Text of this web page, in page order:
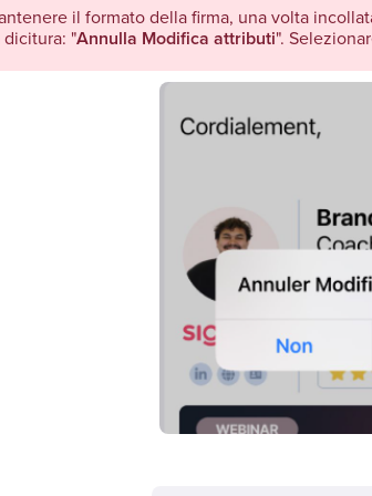
il formato della firma, una volta
"Annulla Modifica attributi".